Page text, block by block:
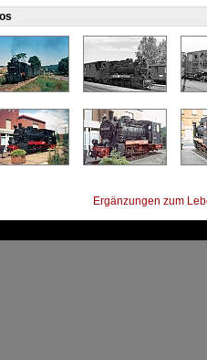
Ergänzungen zum